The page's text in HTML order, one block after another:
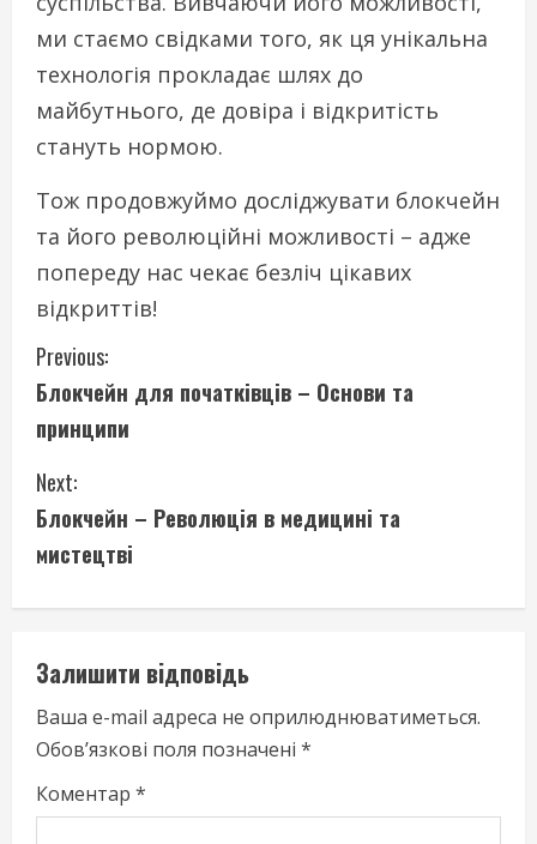
ми стаємо свідками того, як ця унікальна
технологія прокладає шлях до
майбутнього, де довіра і відкритість
стануть нормою.
Тож продовжуймо досліджувати блокчейн
та його революційні можливості – адже
попереду нас чекає безліч цікавих
відкриттів!
C
o
n
t
i
n
u
e
R
e
Previous:
Блокчейн для початківців – Основи та
принципи
Next:
Блокчейн – Революція в медицині та
мистецтві
Залишити відповідь
Ваша e-mail адреса не оприлюднюватиметься.
Обов’язкові поля позначені *
Коментар *